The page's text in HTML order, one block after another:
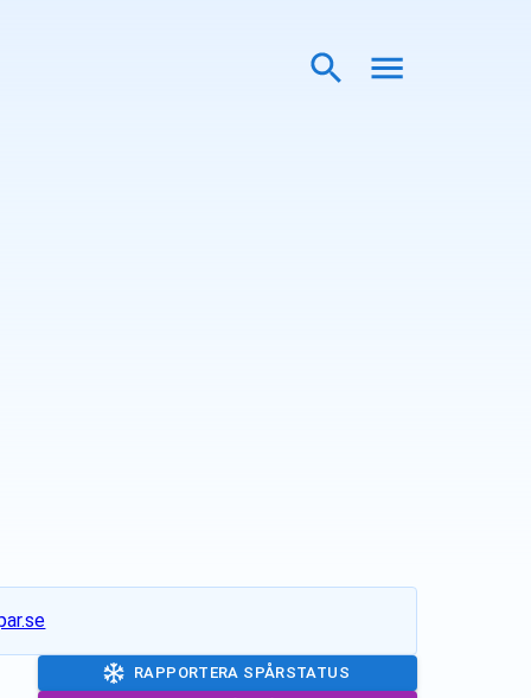
RAPPORTERA SPÅRSTATUS